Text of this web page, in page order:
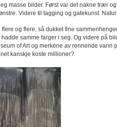
masse bilder. Først var det nakne trær
Videre til tagging og gatekunst.
flere og flere, så dukket fine
samme farger i seg. Og videre på
of Art og merkene av rennende
kanskje koste millioner?